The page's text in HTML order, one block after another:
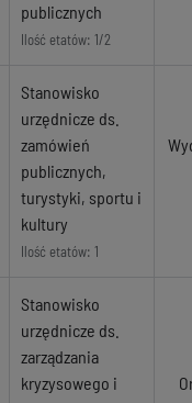
publicznych
Ilość etatów: 1/2
Stanowisko
urzędnicze ds.
zamówień
publicznych,
turystyki, sportu i
kultury
Ilość etatów: 1
Stanowisko
urzędnicze ds.
zarządzania
kryzysowego i